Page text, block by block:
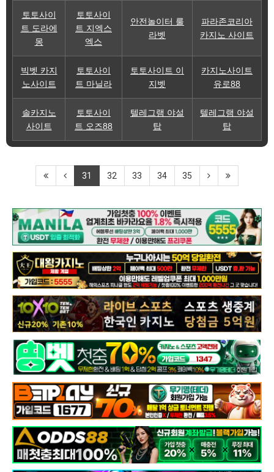
토토사이
트 도라에
몽
토토사이
트 지엑스
엑스
안전놀이터 룰
라벳
파라존코리아
카지노 사이트
빅벳 카지
노사이트
토토사이
트 마닐라
토토사이트 이
지벳
카지노사이트
유로88
솔카지노
사이트
토토사이
트 오즈88
텔레그램 야설
탑
텔레그램 야설
탑
31 32 33 34 35